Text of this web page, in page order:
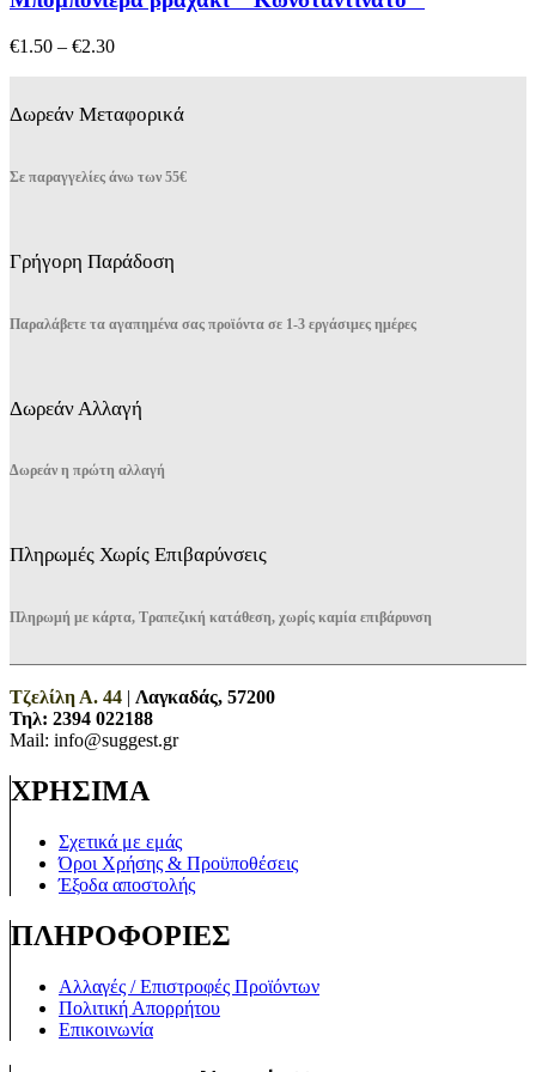
Οι
επιλογές
μπορούν
στη
του
προϊόντος
€1.50 – €2.30Price
through
€2.30
Δωρεάν Μεταφορικά
Σε παραγγελίες άνω των 55€
Γρήγορη Παράδοση
Παραλάβετε τα αγαπημένα σας προϊόντα σε 1-3 εργάσιμες ημέρες
Δωρεάν Αλλαγή
Δωρεάν η πρώτη αλλαγή
Πληρωμές Χωρίς Επιβαρύνσεις
Πληρωμή με κάρτα, Τραπεζική κατάθεση, χωρίς καμία επιβάρυνση
Τζελίλη Α. 44 | Λαγκαδάς, 57200
Τηλ: 2394 022188
Mail: info@suggest.gr
ΧΡΗΣΙΜΑ
Σχετικά με εμάς
Όροι Χρήσης & Προϋποθέσεις
Έξοδα αποστολής
ΠΛΗΡΟΦΟΡΙΕΣ
Αλλαγές / Επιστροφές Προϊόντων
Πολιτική Απορρήτου
Επικοινωνία